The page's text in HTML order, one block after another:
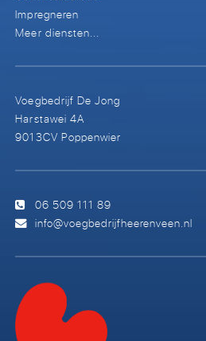
Impregneren
Meer diensten...
Voegbedrijf De Jong
Harstawei 4A
9013CV Poppenwier
06 509 111 89
info@voegbedrijfheerenveen.nl